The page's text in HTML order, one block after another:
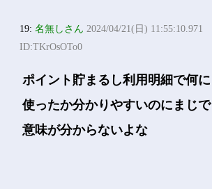
19:名無しさん 2024/04/21(日) 11:55:10.971
ID:TKrOsOTo0
ポイント貯まるし利用明細で何に
使ったか分かりやすいのにまじで
意味が分からないよな